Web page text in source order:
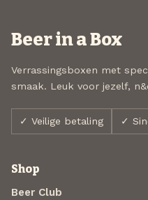
Beer in a Box
Verrassingsboxen met
smaak. Leuk voor jezelf,
✓ Veilige betaling ✓
Shop
Beer Club